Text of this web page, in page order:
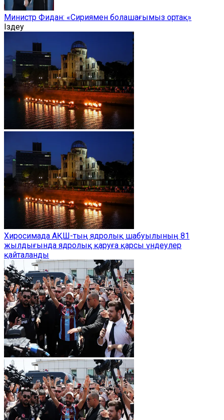
Министр Фидан: «Сириямен болашағымыз ортақ»
Іздеу
Хиросимада АҚШ-тың ядролық шабуылының 81
жылдығында ядролық қаруға қарсы үндеулер
қайталанды